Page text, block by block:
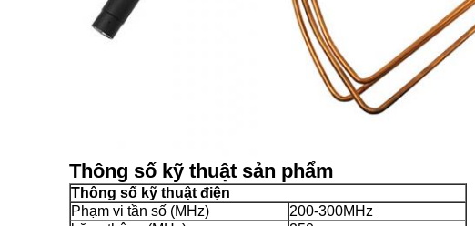
Thông số kỹ thuật sản phẩm
Thông số kỹ thuật điện
Phạm vi tần số (MHz)
200-300MHz